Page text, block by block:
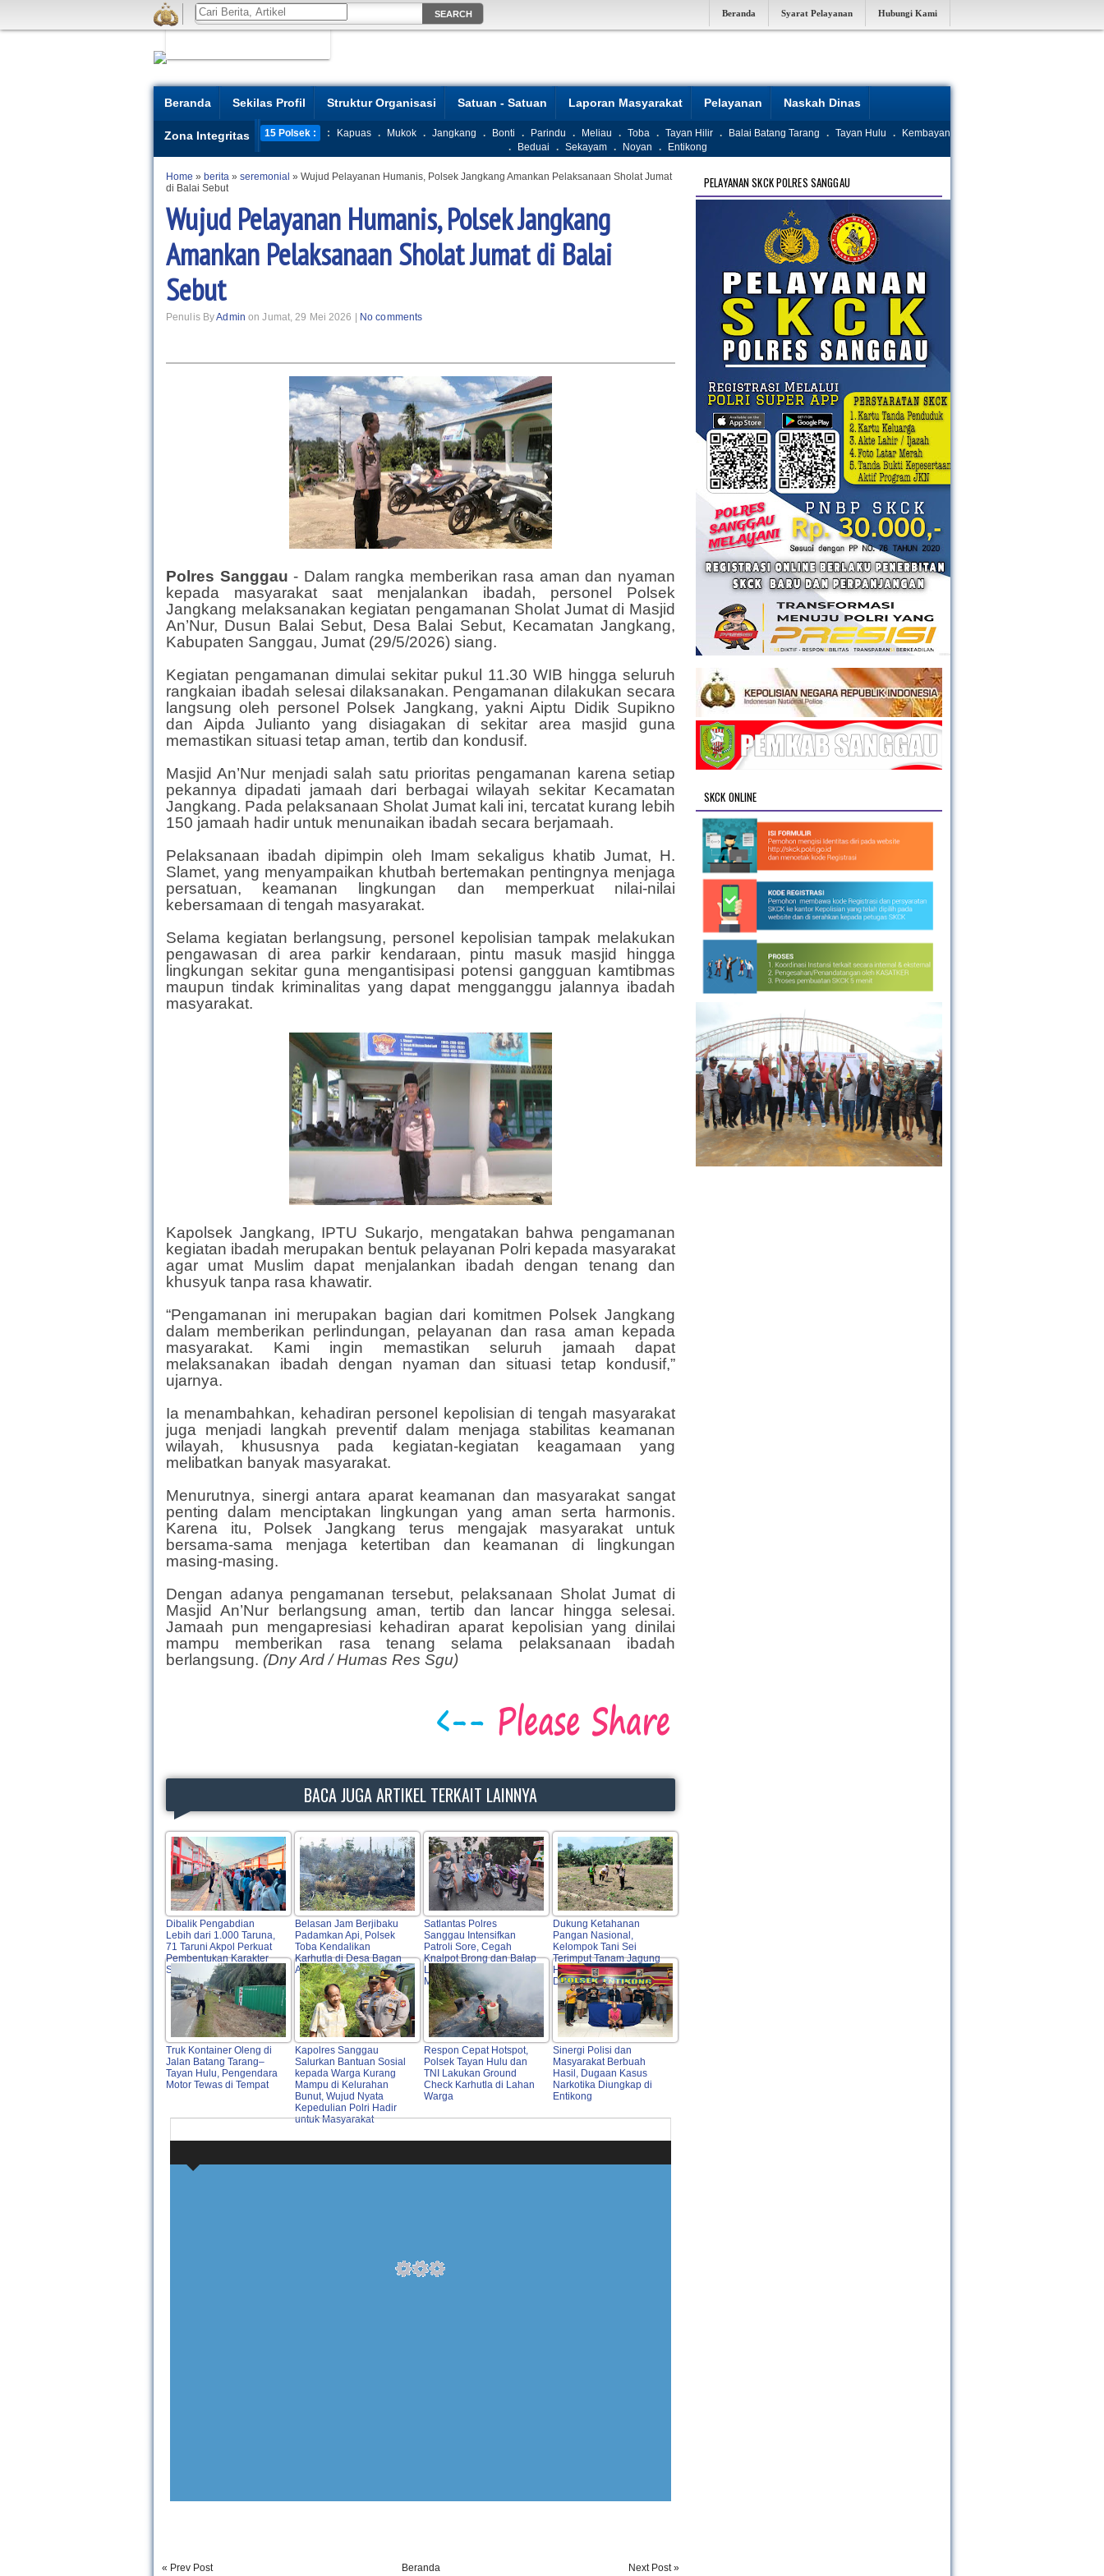
Beranda Syarat Pelayanan Hubungi Kami
Beranda Sekilas Profil Struktur Organisasi Satuan - Satuan Laporan Masyarakat Pelayanan Naskah Dinas
Zona Integritas 15 Polsek : : Kapuas . Mukok . Jangkang . Bonti . Parindu . Meliau . Toba . Tayan Hilir . Balai Batang Tarang . Tayan Hulu .
Kembayan
.
Beduai . Sekayam . Noyan . Entikong
Home » berita » seremonial » Wujud Pelayanan Humanis, Polsek Jangkang Amankan Pelaksanaan Sholat Jumat
di Balai Sebut
Wujud Pelayanan Humanis, Polsek Jangkang
Amankan Pelaksanaan Sholat Jumat di Balai
Sebut
Penulis ByAdmin on Jumat, 29 Mei 2026 | No comments
Polres Sanggau- Dalam rangka memberikan rasa aman dan nyaman
kepada masyarakat saat menjalankan ibadah, personel Polsek
Jangkang melaksanakan kegiatan pengamanan Sholat Jumat di Masjid
An’Nur, Dusun Balai Sebut, Desa Balai Sebut, Kecamatan Jangkang,
Kabupaten Sanggau, Jumat (29/5/2026) siang.
Kegiatan pengamanan dimulai sekitar pukul 11.30 WIB hingga seluruh
rangkaian ibadah selesai dilaksanakan. Pengamanan dilakukan secara
langsung oleh personel Polsek Jangkang, yakni Aiptu Didik Supikno
dan Aipda Julianto yang disiagakan di sekitar area masjid guna
memastikan situasi tetap aman, tertib dan kondusif.
Masjid An’Nur menjadi salah satu prioritas pengamanan karena setiap
pekannya dipadati jamaah dari berbagai wilayah sekitar Kecamatan
Jangkang. Pada pelaksanaan Sholat Jumat kali ini, tercatat kurang lebih
150 jamaah hadir untuk menunaikan ibadah secara berjamaah.
Pelaksanaan ibadah dipimpin oleh Imam sekaligus khatib Jumat, H.
Slamet, yang menyampaikan khutbah bertemakan pentingnya menjaga
persatuan, keamanan lingkungan dan memperkuat nilai-nilai
kebersamaan di tengah masyarakat.
Selama kegiatan berlangsung, personel kepolisian tampak melakukan
pengawasan di area parkir kendaraan, pintu masuk masjid hingga
lingkungan sekitar guna mengantisipasi potensi gangguan kamtibmas
maupun tindak kriminalitas yang dapat mengganggu jalannya ibadah
masyarakat.
Kapolsek Jangkang, IPTU Sukarjo, mengatakan bahwa pengamanan
kegiatan ibadah merupakan bentuk pelayanan Polri kepada masyarakat
agar umat Muslim dapat menjalankan ibadah dengan tenang dan
khusyuk tanpa rasa khawatir.
“Pengamanan ini merupakan bagian dari komitmen Polsek Jangkang
dalam memberikan perlindungan, pelayanan dan rasa aman kepada
masyarakat. Kami ingin memastikan seluruh jamaah dapat
melaksanakan ibadah dengan nyaman dan situasi tetap kondusif,”
ujarnya.
Ia menambahkan, kehadiran personel kepolisian di tengah masyarakat
juga menjadi langkah preventif dalam menjaga stabilitas keamanan
wilayah, khususnya pada kegiatan-kegiatan keagamaan yang
melibatkan banyak masyarakat.
Menurutnya, sinergi antara aparat keamanan dan masyarakat sangat
penting dalam menciptakan lingkungan yang aman serta harmonis.
Karena itu, Polsek Jangkang terus mengajak masyarakat untuk
bersama-sama menjaga ketertiban dan keamanan di lingkungan
masing-masing.
Dengan adanya pengamanan tersebut, pelaksanaan Sholat Jumat di
Masjid An’Nur berlangsung aman, tertib dan lancar hingga selesai.
Jamaah pun mengapresiasi kehadiran aparat kepolisian yang dinilai
mampu memberikan rasa tenang selama pelaksanaan ibadah
berlangsung. (Dny Ard / Humas Res Sgu)
BACA JUGA ARTIKEL TERKAIT LAINNYA
Dibalik Pengabdian
Lebih dari 1.000 Taruna,
71 Taruni Akpol Perkuat
Pembentukan Karakter
Siswa Sekolah Rakyat
Belasan Jam Berjibaku
Padamkan Api, Polsek
Toba Kendalikan
Karhutla di Desa Bagan
Asam
Satlantas Polres
Sanggau Intensifkan
Patroli Sore, Cegah
Knalpot Brong dan Balap
Liar Demi Keselamatan
Masyarakat
Dukung Ketahanan
Pangan Nasional,
Kelompok Tani Sei
Terimput Tanam Jagung
Hibrida di Beduai
Didampingi Polri
Truk Kontainer Oleng di
Jalan Batang Tarang–
Tayan Hulu, Pengendara
Motor Tewas di Tempat
Kapolres Sanggau
Salurkan Bantuan Sosial
kepada Warga Kurang
Mampu di Kelurahan
Bunut, Wujud Nyata
Kepedulian Polri Hadir
untuk Masyarakat
Respon Cepat Hotspot,
Polsek Tayan Hulu dan
TNI Lakukan Ground
Check Karhutla di Lahan
Warga
Sinergi Polisi dan
Masyarakat Berbuah
Hasil, Dugaan Kasus
Narkotika Diungkap di
Entikong
« Prev Post Next Post »
Beranda
PELAYANAN SKCK POLRES SANGGAU
SKCK ONLINE